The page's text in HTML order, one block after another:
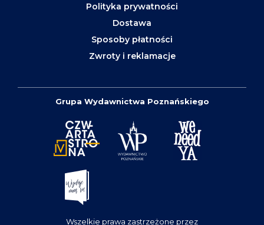
Polityka prywatności
Dostawa
Sposoby płatności
Zwroty i reklamacje
Grupa Wydawnictwa Poznańskiego
Wszelkie prawa zastrzeżone przez